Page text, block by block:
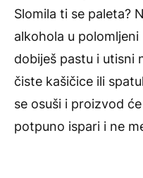
Slomila ti se paleta?
alkohola u
dobiješ pastu i utisni
čiste kašičice ili
se osuši i proizvod
potpuno ispari i ne